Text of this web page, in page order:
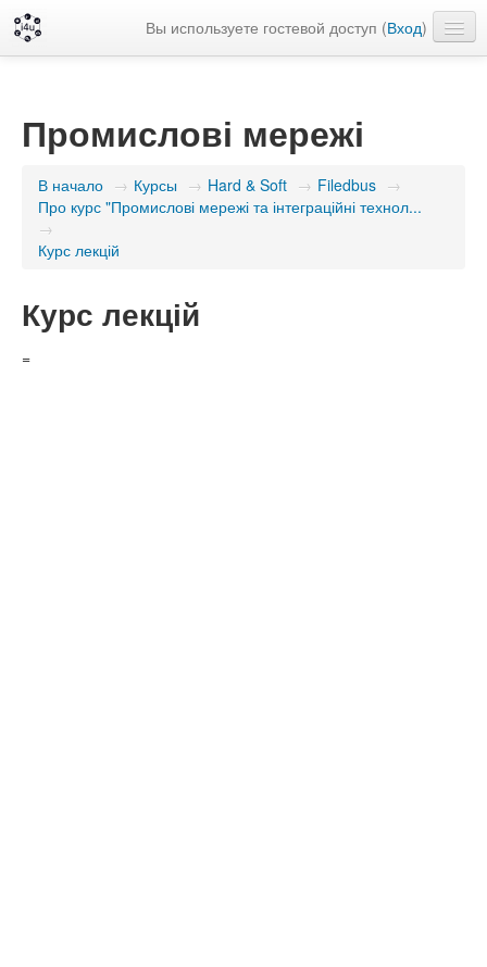
Вы используете гостевой доступ (Вход)
Промислові мережі
В начало → Курсы → Hard & Soft → Filedbus →
Про курс "Промислові мережі та інтеграційні технол...
→
Курс лекцій
Курс лекцій
=